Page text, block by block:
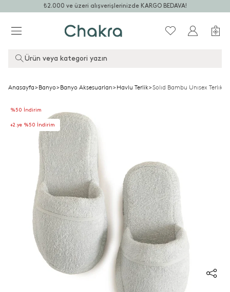
₺2.000 ve üzeri alışverişlerinizde KARGO BEDAVA!
Ürün veya kategori yazın
Anasayfa>Banyo>Banyo Aksesuarları>Havlu Terlik>Solıd Bambu Unısex Terlık
%50 İndirim
+2.ye %50 İndirim